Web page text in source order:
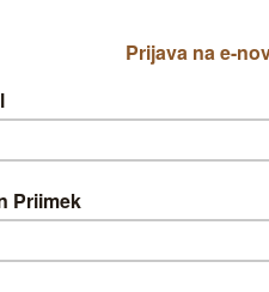
ki jih
biti čim bolj
dajemo npr.
čvrsti, ker so tako
pomembno vse
Prav
da sadje, ki je